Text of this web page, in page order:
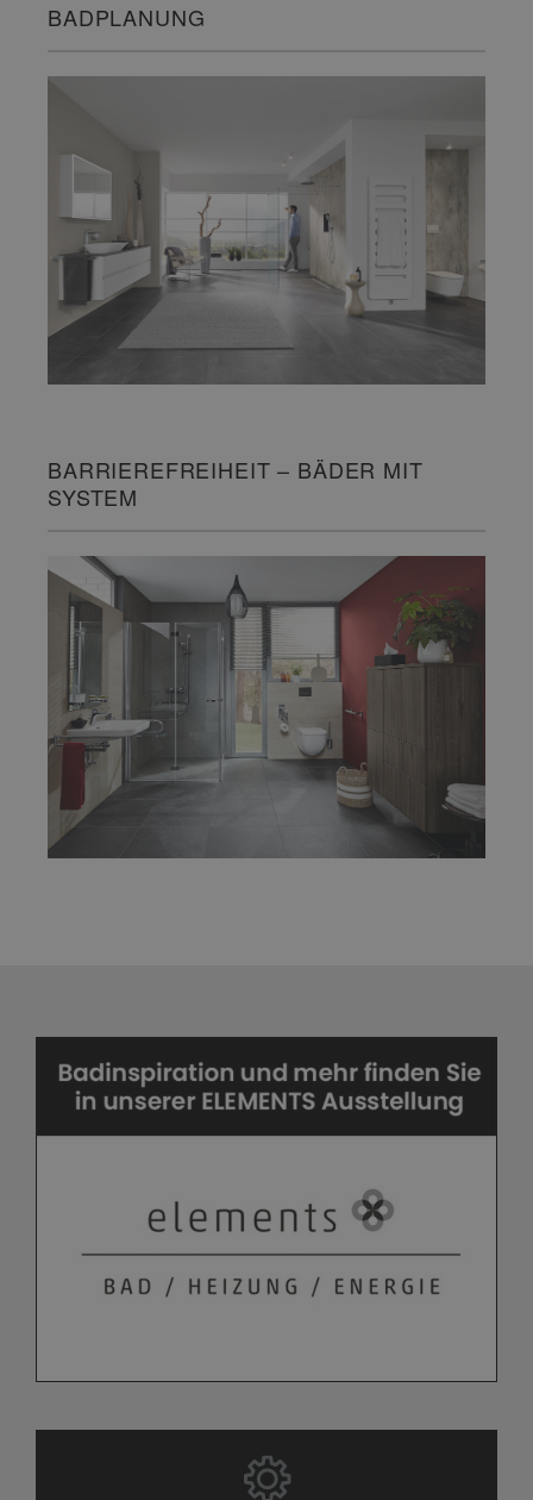
BADPLANUNG
BARRIEREFREIHEIT – BÄDER MIT
SYSTEM